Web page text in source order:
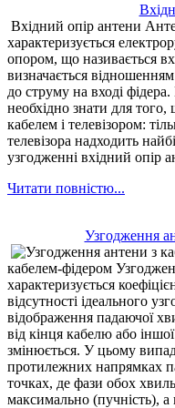
Вхідний опір антени
характеризується
опором, що називається
визначається
до струму на вході
необхідно знати для
кабелем і телевізором:
телевізора надходить
узгодженні вхідний опір
Читати повністю...
Узгодження
кабелем-фідером
характеризується
відсутності ідеального
відображення падаючої
від кінця кабелю або
змінюється. У цьому
протилежних напрямках
точках, де фази обох
максимально (пучність), а